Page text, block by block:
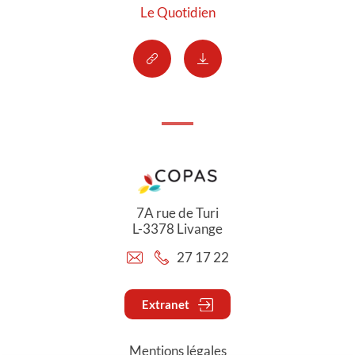
Le Quotidien
7A rue de Turi
L-3378 Livange
27 17 22
Extranet
Mentions légales